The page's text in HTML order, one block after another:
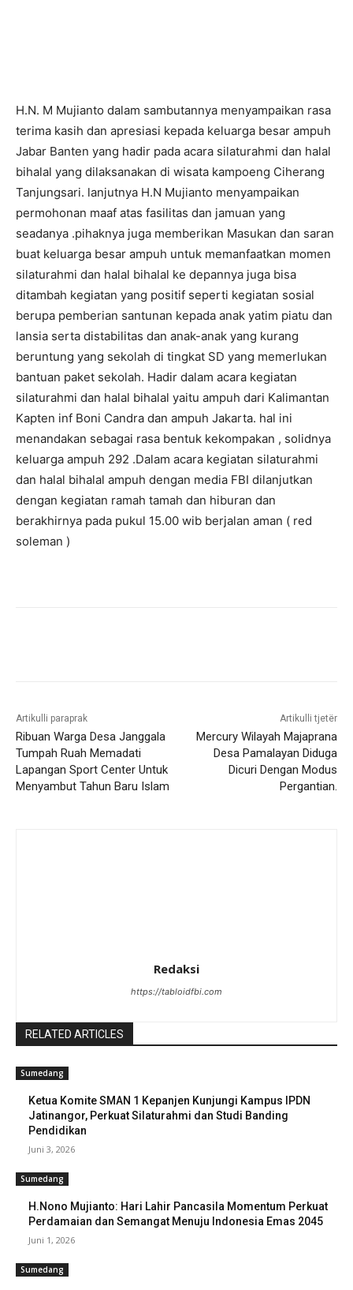
H.N. M Mujianto dalam sambutannya menyampaikan rasa
terima kasih dan apresiasi kepada keluarga besar ampuh
Jabar Banten yang hadir pada acara silaturahmi dan halal
bihalal yang dilaksanakan di wisata kampoeng Ciherang
Tanjungsari. lanjutnya H.N Mujianto menyampaikan
permohonan maaf atas fasilitas dan jamuan yang
seadanya .pihaknya juga memberikan Masukan dan saran
buat keluarga besar ampuh untuk memanfaatkan momen
silaturahmi dan halal bihalal ke depannya juga bisa
ditambah kegiatan yang positif seperti kegiatan sosial
berupa pemberian santunan kepada anak yatim piatu dan
lansia serta distabilitas dan anak-anak yang kurang
beruntung yang sekolah di tingkat SD yang memerlukan
bantuan paket sekolah. Hadir dalam acara kegiatan
silaturahmi dan halal bihalal yaitu ampuh dari Kalimantan
Kapten inf Boni Candra dan ampuh Jakarta. hal ini
menandakan sebagai rasa bentuk kekompakan , solidnya
keluarga ampuh 292 .Dalam acara kegiatan silaturahmi
dan halal bihalal ampuh dengan media FBI dilanjutkan
dengan kegiatan ramah tamah dan hiburan dan
berakhirnya pada pukul 15.00 wib berjalan aman ( red
soleman )
Artikulli paraprak
Ribuan Warga Desa Janggala
Tumpah Ruah Memadati
Lapangan Sport Center Untuk
Menyambut Tahun Baru Islam
Artikulli tjetër
Mercury Wilayah Majaprana
Desa Pamalayan Diduga
Dicuri Dengan Modus
Pergantian.
Redaksi
https://tabloidfbi.com
RELATED ARTICLES
Sumedang
Ketua Komite SMAN 1 Kepanjen Kunjungi Kampus IPDN
Jatinangor, Perkuat Silaturahmi dan Studi Banding
Pendidikan
Juni 3, 2026
Sumedang
H.Nono Mujianto: Hari Lahir Pancasila Momentum Perkuat
Perdamaian dan Semangat Menuju Indonesia Emas 2045
Juni 1, 2026
Sumedang